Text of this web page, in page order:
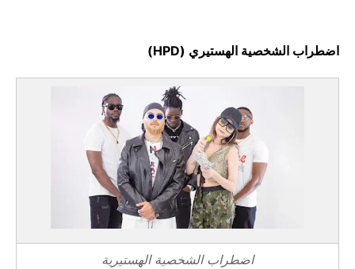
اضطراب الشخصية الهستيري (HPD)
اضطراب الشخصية الهستيرية